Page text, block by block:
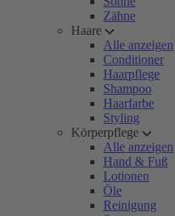
Zähne
Haare
Alle anzeigen
Conditioner
Haarpflege
Shampoo
Haarfarbe
Styling
Körperpflege
Alle anzeigen
Hand & Fuß
Lotionen
Öle
Reinigung